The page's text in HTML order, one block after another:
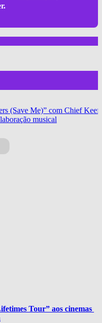
(Save Me)” com Chief Keef
musical
Tour” aos cinemas